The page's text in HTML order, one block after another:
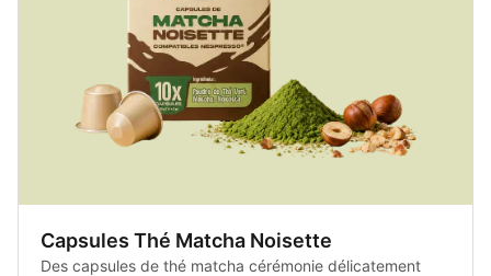
Capsules Thé Matcha Noisette
Des capsules de thé matcha cérémonie délicatement